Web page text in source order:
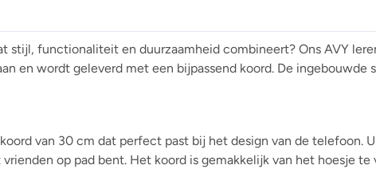
stijl, functionaliteit en duurzaamheid combineert? Ons AVY
en wordt geleverd met een bijpassend koord. De
van 30 cm dat perfect past bij het design van de telefoon.
op pad bent. Het koord is gemakkelijk van het hoesje